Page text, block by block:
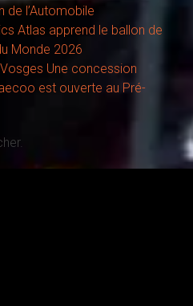
de l’Automobile
Atlas apprend le ballon de
Monde 2026
Une concession
est ouverte au Pré-